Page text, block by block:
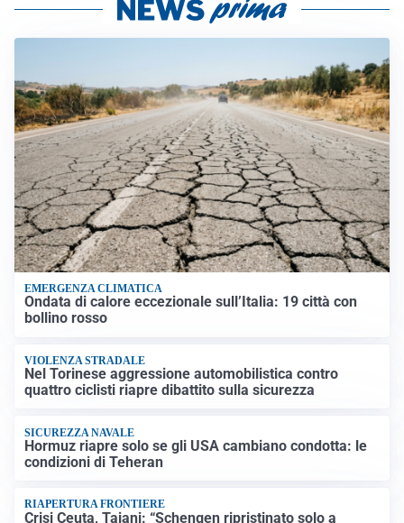
EMERGENZA CLIMATICA
Ondata di calore eccezionale sull’Italia: 19 città con
bollino rosso
VIOLENZA STRADALE
Nel Torinese aggressione automobilistica contro
quattro ciclisti riapre dibattito sulla sicurezza
SICUREZZA NAVALE
Hormuz riapre solo se gli USA cambiano condotta: le
condizioni di Teheran
RIAPERTURA FRONTIERE
Crisi Ceuta, Tajani: “Schengen ripristinato solo a